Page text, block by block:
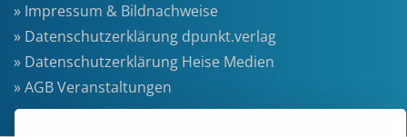
» Impressum & Bildnachweise
» Datenschutzerklärung dpunkt.verlag
» Datenschutzerklärung Heise Medien
» AGB Veranstaltungen